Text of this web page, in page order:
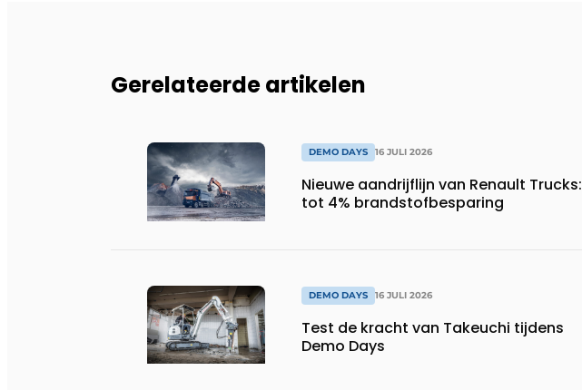
Gerelateerde artikelen
DEMO DAYS 16 JULI 2026
Nieuwe aandrijflijn van Renault Trucks:
tot 4% brandstofbesparing
DEMO DAYS 16 JULI 2026
Test de kracht van Takeuchi tijdens
Demo Days